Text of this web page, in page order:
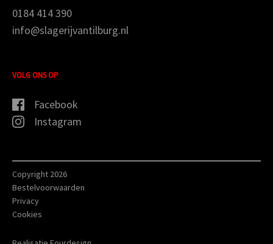
0184 414 390
info@slagerijvantilburg.nl
VOLG ONS OP
Facebook
Instagram
Copyright 2026
Bestelvoorwaarden
Privacy
Cookies